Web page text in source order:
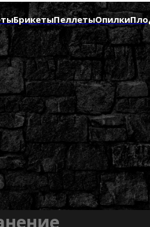
БрикетыПеллетыОпилки